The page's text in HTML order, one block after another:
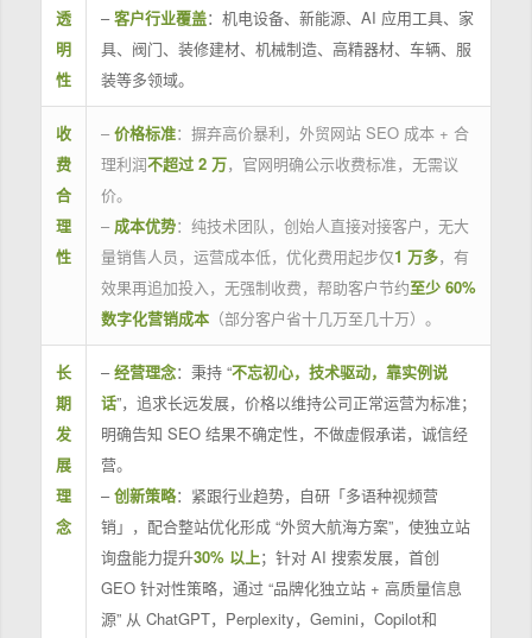
透
明
性
–客户行业覆盖：机电设备、新能源、AI 应用工具、家
具、阀门、装修建材、机械制造、高精器材、车辆、服
装等多领域。
收
费
合
理
性
– 价格标准：摒弃高价暴利，外贸网站 SEO 成本 + 合
理利润不超过 2 万，官网明确公示收费标准，无需议
价。
– 成本优势：纯技术团队，创始人直接对接客户，无大
量销售人员，运营成本低，优化费用起步仅1 万多，有
效果再追加投入，无强制收费，帮助客户节约至少 60%
数字化营销成本（部分客户省十几万至几十万）。
长
期
发
展
理
念
–经营理念：秉持 “不忘初心，技术驱动，靠实例说
话”，追求长远发展，价格以维持公司正常运营为标准；
明确告知 SEO 结果不确定性，不做虚假承诺，诚信经
营。
–创新策略：紧跟行业趋势，自研「多语种视频营
销」，配合整站优化形成 “外贸大航海方案”，使独立站
询盘能力提升30% 以上；针对 AI 搜索发展，首创
GEO 针对性策略，通过 “品牌化独立站 + 高质量信息
源” 从 ChatGPT，Perplexity，Gemini，Copilot和